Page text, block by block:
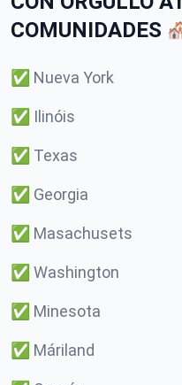
COMUNIDADES
✅ Nueva York
✅ Ilinóis
✅ Texas
✅ Georgia
✅ Masachusets
✅ Washington
✅ Minesota
✅ Máriland